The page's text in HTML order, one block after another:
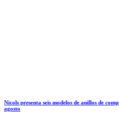
Nicols presenta seis modelos de anillos de
agosto